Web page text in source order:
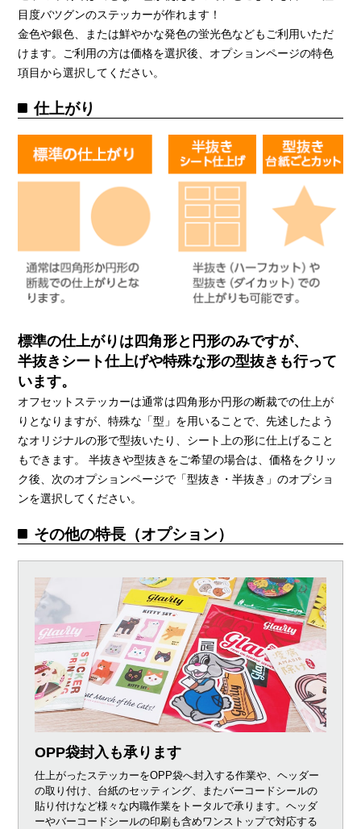
目度バツグンのステッカーが作れます！
金色や銀色、または鮮やかな発色の蛍光色などもご利用いただ
けます。ご利用の方は価格を選択後、オプションページの特色
項目から選択してください。
仕上がり
標準の仕上がりは四角形と円形のみですが、
半抜きシート仕上げや特殊な形の型抜きも行って
います。
オフセットステッカーは通常は四角形か円形の断裁での仕上が
りとなりますが、特殊な「型」を用いることで、先述したよう
なオリジナルの形で型抜いたり、シート上の形に仕上げること
もできます。 半抜きや型抜きをご希望の場合は、価格をクリッ
ク後、次のオプションページで「型抜き・半抜き」のオプショ
ンを選択してください。
その他の特長（オプション）
OPP袋封入も承ります
仕上がったステッカーをOPP袋へ封入する作業や、ヘッダー
の取り付け、台紙のセッティング、またバーコードシールの
貼り付けなど様々な内職作業をトータルで承ります。ヘッダ
ーやバーコードシールの印刷も含めワンストップで対応する